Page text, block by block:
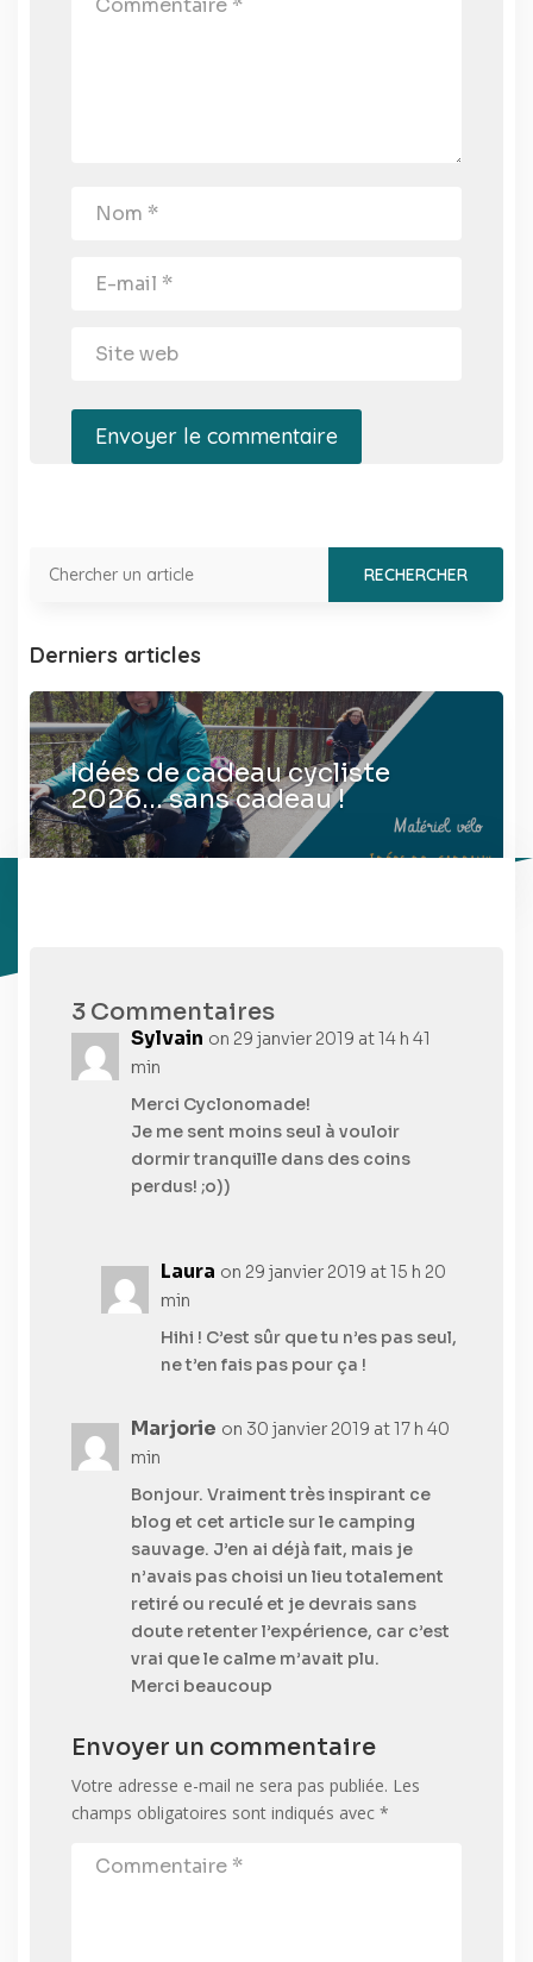
Envoyer le commentaire
Derniers articles
Idées de cadeau cycliste
2026… sans cadeau !
3 Commentaires
Sylvain on 29 janvier 2019 at 14 h 41
min
Merci Cyclonomade!
Je me sent moins seul à vouloir
dormir tranquille dans des coins
perdus! ;o))
Laura on 29 janvier 2019 at 15 h 20
min
Hihi ! C’est sûr que tu n’es pas seul,
ne t’en fais pas pour ça !
Marjorie on 30 janvier 2019 at 17 h 40
min
Bonjour. Vraiment très inspirant ce
blog et cet article sur le camping
sauvage. J’en ai déjà fait, mais je
n’avais pas choisi un lieu totalement
retiré ou reculé et je devrais sans
doute retenter l’expérience, car c’est
vrai que le calme m’avait plu.
Merci beaucoup
Envoyer un commentaire
Votre adresse e-mail ne sera pas publiée. Les
champs obligatoires sont indiqués avec *